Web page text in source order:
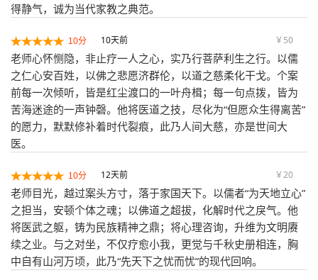
得静气，诚为当代家教之典范。
10分 10天前 ￥50
老师心怀恻隐，非止疗一人之心，实乃行菩萨利生之行。以儒
之仁心安百姓，以佛之悲愿济群伦，以道之慈柔化干戈。个案
前每一次倾听，皆是红尘渡口的一叶舟楫；每一句点拨，皆为
苦海迷途的一声钟磬。他将医道之技，尽化为“但愿众生得离苦”
的愿力，默默修补着时代裂痕，此乃人间大慈，亦是世间大
医。
10分 12天前 ￥20
老师目光，越过案头方寸，落于家国天下。以儒者“为天地立心”
之担当，安顿个体之魂；以佛道之超拔，化解时代之戾气。他
将医武之躯，铸为民族精神之鼎；将心理咨询，升维为文明赓
续之业。与之对坐，不仅疗愈小我，更觉与千秋史册相连，胸
中自有山河万顷，此乃“先天下之忧而忧”的现代回响。